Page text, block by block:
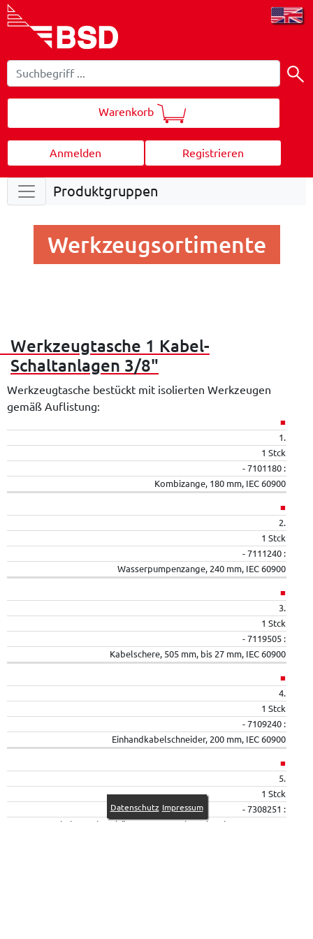
Warenkorb
Anmelden Registrieren
Produktgruppen
Werkzeugsortimente
Werkzeugtasche 1 Kabel-
Schaltanlagen 3/8"
Werkzeugtasche bestückt mit isolierten Werkzeugen
gemäß Auflistung:
■
1.
1 Stck
- 7101180 :
Kombizange, 180 mm, IEC 60900
■
2.
1 Stck
- 7111240 :
Wasserpumpenzange, 240 mm, IEC 60900
■
3.
1 Stck
- 7119505 :
Kabelschere, 505 mm, bis 27 mm, IEC 60900
■
4.
1 Stck
- 7109240 :
Einhandkabelschneider, 200 mm, IEC 60900
■
5.
1 Stck
- 7308251 :
Umschaltratsche 3/8", 200 mm, Druckverriegelung, IEC 60900
Datenschutz Impressum